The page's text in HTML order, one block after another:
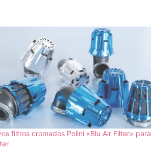
filtros cromados Polini «Blu Air Filter» para